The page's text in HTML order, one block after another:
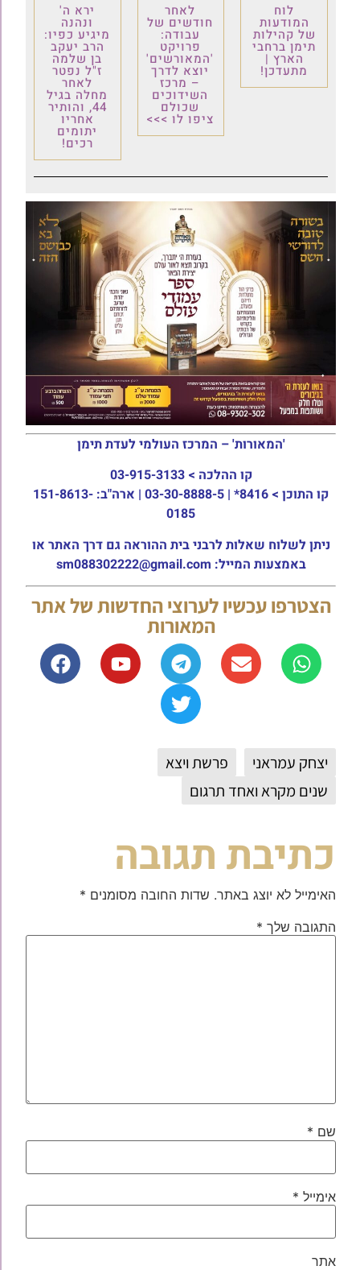
לוח
המודעות
של קהילות
תימן ברחבי
הארץ |
מתעדכן!
לאחר
חודשים של
עבודה:
פרויקט
'המאורשים'
יוצא לדרך
– מרכז
השידוכים
שכולם
ציפו לו >>>
ירא ה'
ונהנה
מיגיע כפיו:
הרב יעקב
בן שלמה
ז"ל נפטר
לאחר
מחלה בגיל
44, והותיר
אחריו
יתומים
רכים!
'המאורות' – המרכז העולמי לעדת תימן
קו ההלכה > 03-915-3133
קו התוכן >
8416* | 03-30-8888-5 | ארה"ב: 151-8613-
0185
ניתן לשלוח שאלות לרבני בית ההוראה גם דרך האתר או
באמצעות המייל: sm088302222@gmail.com
הצטרפו עכשיו לערוצי החדשות של אתר
המאורות
יצחק עמראני
פרשת ויצא
שנים מקרא ואחד תרגום
כתיבת תגובה
האימייל לא יוצג באתר. שדות החובה מסומנים *
התגובה שלך *
שם *
אימייל *
אתר